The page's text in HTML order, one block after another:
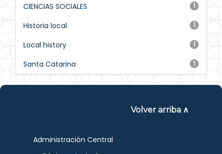
1
CIENCIAS SOCIALES
1
Historia local
1
Local history
1
Santa Catarina
Volver arriba ∧
Administración Central